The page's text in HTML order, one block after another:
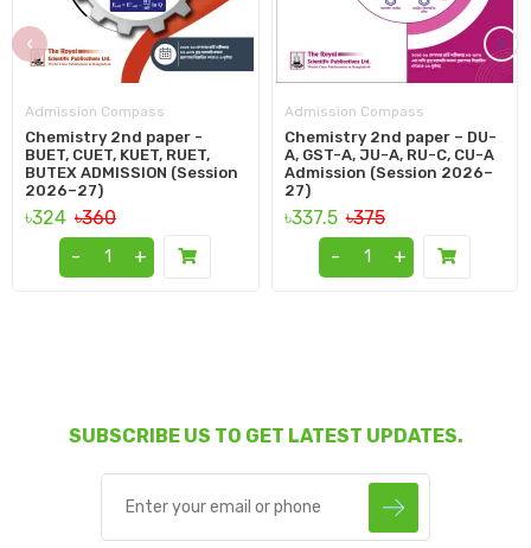
Admission Compass
Chemistry 2nd paper -
BUET, CUET, KUET, RUET,
BUTEX ADMISSION (Session
2026–27)
৳324 ৳360
-
+
Admission Compass
Chemistry 2nd paper – DU-
A, GST-A, JU-A, RU-C, CU-A
Admission (Session 2026–
27)
৳337.5 ৳375
-
+
‹ ›
SUBSCRIBE US TO GET LATEST UPDATES.